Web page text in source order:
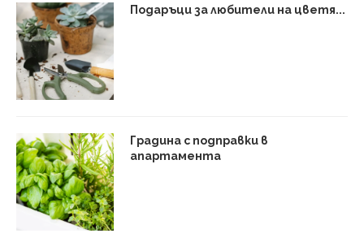
Подаръци за любители на цветя...
Градина с подправки в
апартамента